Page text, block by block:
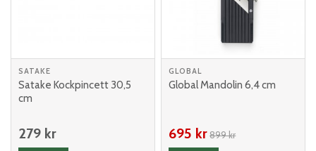
SATAKE
Satake Kockpincett 30,5
cm
279 kr
GLOBAL
Global Mandolin 6,4 cm
695 kr 899 kr